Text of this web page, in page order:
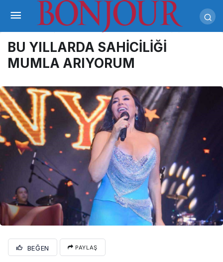
BU YILLARDA SAHİCİLİĞİ
MUMLA ARIYORUM
BEĞEN PAYLAŞ